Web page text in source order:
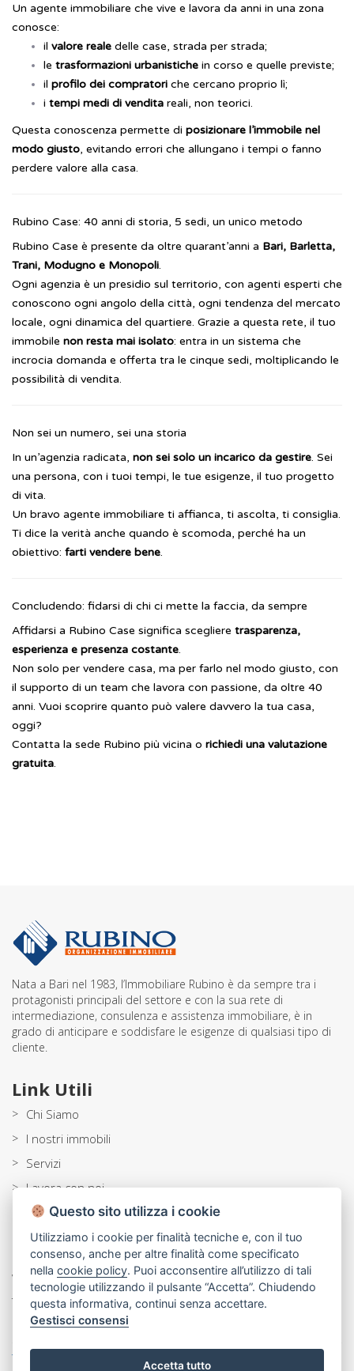
Un agente immobiliare che vive e lavora da anni in una zona
conosce:
il valore reale delle case, strada per strada;
le trasformazioni urbanistiche in corso e quelle previste;
il profilo dei compratori che cercano proprio lì;
i tempi medi di vendita reali, non teorici.
Questa conoscenza permette di posizionare l’immobile nel
modo giusto, evitando errori che allungano i tempi o fanno
perdere valore alla casa.
Rubino Case: 40 anni di storia, 5 sedi, un unico metodo
Rubino Case è presente da oltre quarant’anni a Bari, Barletta,
Trani, Modugno e Monopoli.
Ogni agenzia è un presidio sul territorio, con agenti esperti che
conoscono ogni angolo della città, ogni tendenza del mercato
locale, ogni dinamica del quartiere. Grazie a questa rete, il tuo
immobile non resta mai isolato: entra in un sistema che
incrocia domanda e offerta tra le cinque sedi, moltiplicando le
possibilità di vendita.
Non sei un numero, sei una storia
In un’agenzia radicata, non sei solo un incarico da gestire. Sei
una persona, con i tuoi tempi, le tue esigenze, il tuo progetto
di vita.
Un bravo agente immobiliare ti affianca, ti ascolta, ti consiglia.
Ti dice la verità anche quando è scomoda, perché ha un
obiettivo: farti vendere bene.
Concludendo: fidarsi di chi ci mette la faccia, da sempre
Affidarsi a Rubino Case significa scegliere trasparenza,
esperienza e presenza costante.
Non solo per vendere casa, ma per farlo nel modo giusto, con
il supporto di un team che lavora con passione, da oltre 40
anni. Vuoi scoprire quanto può valere davvero la tua casa,
oggi?
Contatta la sede Rubino più vicina o richiedi una valutazione
gratuita.
Nata a Bari nel 1983, l’Immobiliare Rubino è da sempre tra i
protagonisti principali del settore e con la sua rete di
intermediazione, consulenza e assistenza immobiliare, è in
grado di anticipare e soddisfare le esigenze di qualsiasi tipo di
cliente.
Link Utili
> Chi Siamo
> I nostri immobili
> Servizi
> Lavora con noi
Blog
Contatti
Via Beata Elia di S. Clemente, 214 70121 Bari
Tel:080 5564266
Email:info@rubinocase.com
Tutte le nostre sedi »
Questo sito utilizza i cookie
Utilizziamo i cookie per finalità tecniche e, con il tuo
consenso, anche per altre finalità come specificato
nellacookie policy. Puoi acconsentire all’utilizzo di tali
tecnologie utilizzando il pulsante “Accetta”. Chiudendo
questa informativa, continui senza accettare.
Gestisci consensi
Accetta tutto